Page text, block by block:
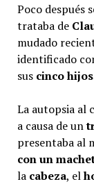
Poco después
trataba de
mudado
identificado
sus cinco hijos
La autopsia al
a causa de un
presentaba al
con un
la cabeza, el